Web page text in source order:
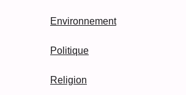
Environnement
Politique
Religion